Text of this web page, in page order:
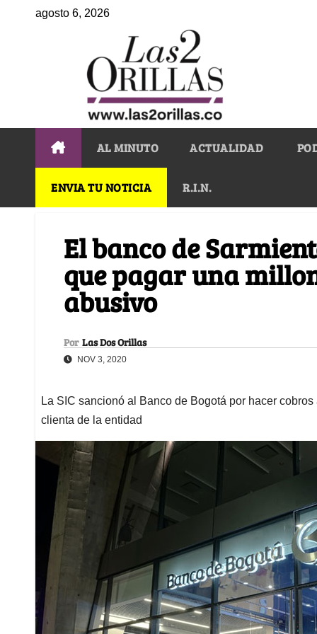
agosto 6, 2026
AL MINUTO ACTUALIDAD
ENVIA TU NOTICIA R.I.N.
El banco de
que pagar una
abusivo
Por Las Dos Orillas
NOV 3, 2020
La SIC sancionó al Banco de Bogotá por hacer
clienta de la entidad